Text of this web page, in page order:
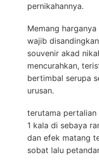
pernikahannya.
Memang
wajib
souvenir akad
mencurahkan,
bertimbal serupa
urusan.
terutama
1 kala di sebaya
dan efek matang
sobat lalu